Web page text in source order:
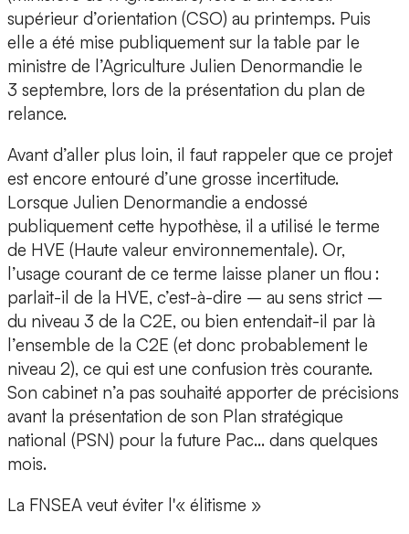
supérieur d’orientation (CSO) au printemps. Puis
elle a été mise publiquement sur la table par le
ministre de l’Agriculture Julien Denormandie le
3 septembre, lors de la présentation du plan de
relance.
Avant d’aller plus loin, il faut rappeler que ce projet
est encore entouré d’une grosse incertitude.
Lorsque Julien Denormandie a endossé
publiquement cette hypothèse, il a utilisé le terme
de HVE (Haute valeur environnementale). Or,
l’usage courant de ce terme laisse planer un flou :
parlait-il de la HVE, c’est-à-dire – au sens strict –
du niveau 3 de la C2E, ou bien entendait-il par là
l’ensemble de la C2E (et donc probablement le
niveau 2), ce qui est une confusion très courante.
Son cabinet n’a pas souhaité apporter de précisions
avant la présentation de son Plan stratégique
national (PSN) pour la future Pac… dans quelques
mois.
La FNSEA veut éviter l'« élitisme »